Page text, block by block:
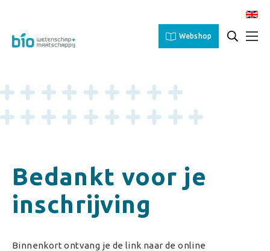
Webshop
Bedankt voor je
inschrijving
Binnenkort ontvang je de link naar de online